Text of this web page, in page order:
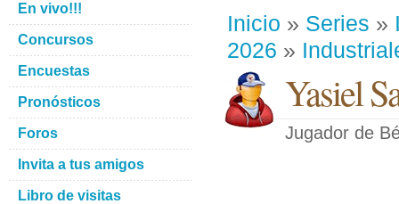
Inicio » Series »
2026 »
Yasiel
Jugador de
En vivo!!!
Concursos
Encuestas
Pronósticos
Foros
Invita a tus amigos
Libro de visitas